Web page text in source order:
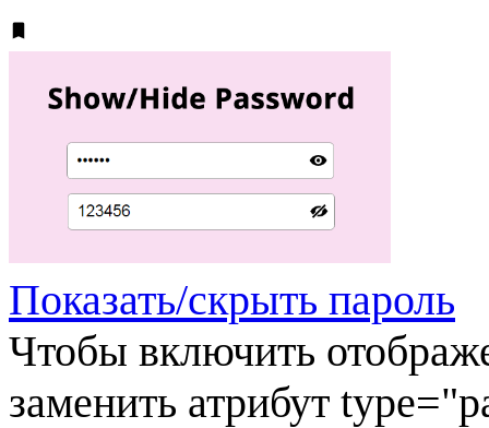
Показать/скрыть пароль
Чтобы включить
заменить атрибут